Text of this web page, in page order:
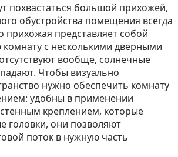
обустройства помещения всегда
прихожая представляет собой
комнату с несколькими дверными
вообще, солнечные
Чтобы визуально
нужно обеспечить комнату
удобны в применении
креплением, которые
головки, они позволяют
поток в нужную часть